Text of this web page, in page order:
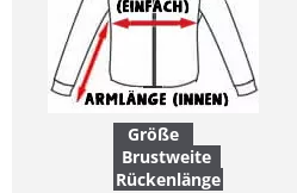
Größe
Brustweite
Rückenlänge